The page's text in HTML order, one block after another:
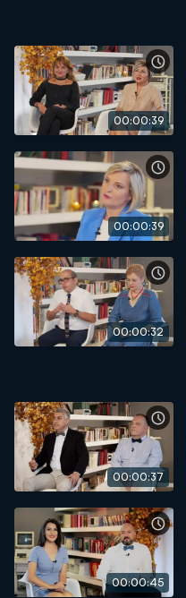
00:00:39
00:00:39
00:00:32
00:00:37
00:00:45